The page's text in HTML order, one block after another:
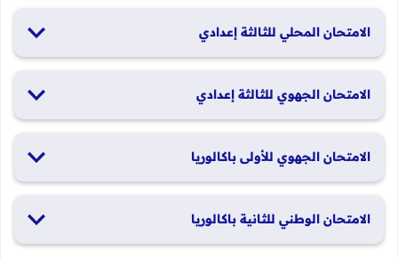
الامتحان المحلي للثالثة إعدادي
الامتحان الجهوي للثالثة إعدادي
الامتحان الجهوي للأولى باكالوريا
2026
الامتحان الوطني للثانية باكالوريا